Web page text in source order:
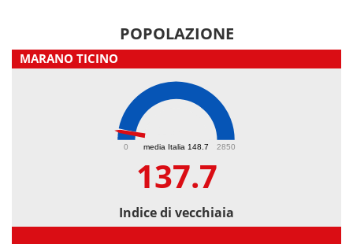
POPOLAZIONE
MARANO TICINO
media Italia 148.7
0 2850
137.7
Indice di vecchiaia